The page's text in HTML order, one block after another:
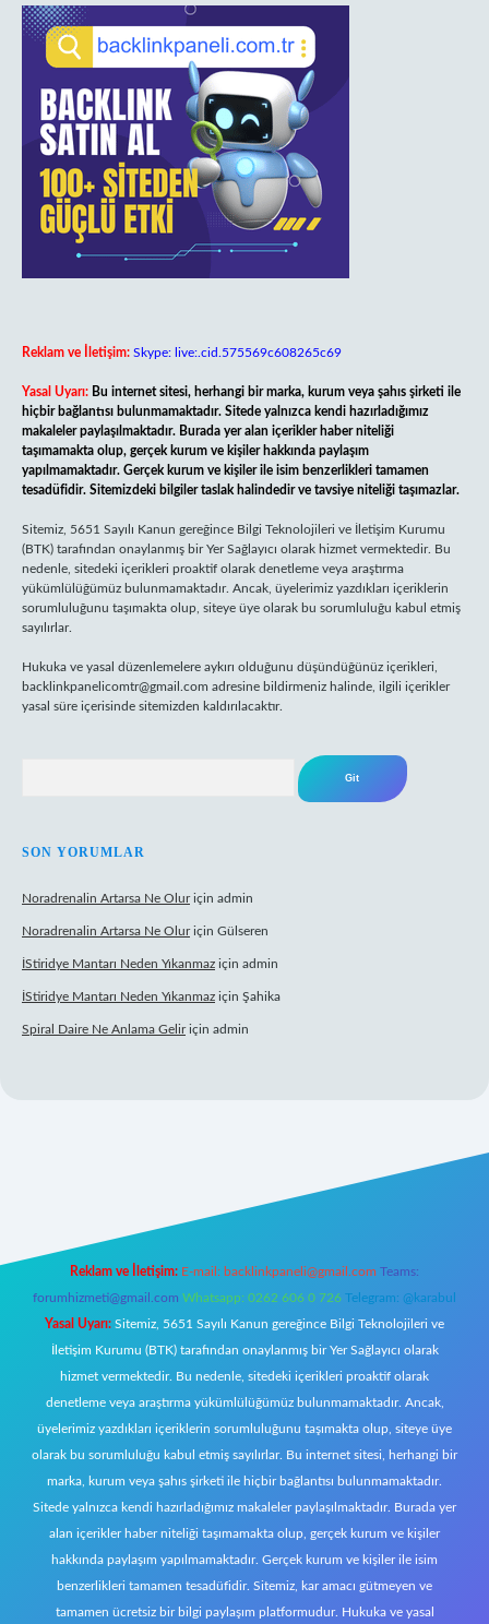
Reklam ve İletişim: Skype: live:.cid.575569c608265c69
Yasal Uyarı: Bu internet sitesi, herhangi bir marka, kurum veya şahıs şirketi ile
hiçbir bağlantısı bulunmamaktadır. Sitede yalnızca kendi hazırladığımız
makaleler paylaşılmaktadır. Burada yer alan içerikler haber niteliği
taşımamakta olup, gerçek kurum ve kişiler hakkında paylaşım
yapılmamaktadır. Gerçek kurum ve kişiler ile isim benzerlikleri tamamen
tesadüfidir. Sitemizdeki bilgiler taslak halindedir ve tavsiye niteliği taşımazlar.
Sitemiz, 5651 Sayılı Kanun gereğince Bilgi Teknolojileri ve İletişim Kurumu
(BTK) tarafından onaylanmış bir Yer Sağlayıcı olarak hizmet vermektedir. Bu
nedenle, sitedeki içerikleri proaktif olarak denetleme veya araştırma
yükümlülüğümüz bulunmamaktadır. Ancak, üyelerimiz yazdıkları içeriklerin
sorumluluğunu taşımakta olup, siteye üye olarak bu sorumluluğu kabul etmiş
sayılırlar.
Hukuka ve yasal düzenlemelere aykırı olduğunu düşündüğünüz içerikleri,
backlinkpanelicomtr@gmail.com adresine bildirmeniz halinde, ilgili içerikler
yasal süre içerisinde sitemizden kaldırılacaktır.
SON YORUMLAR
Noradrenalin Artarsa Ne Oluriçin admin
Noradrenalin Artarsa Ne Oluriçin Gülseren
İStiridye Mantarı Neden Yıkanmaz için admin
İStiridye Mantarı Neden Yıkanmaz için Şahika
Spiral Daire Ne Anlama Geliriçin admin
Reklam ve İletişim: E-mail: backlinkpaneli@gmail.com Teams:
forumhizmeti@gmail.com Whatsapp: 0262 606 0 726 Telegram: @karabul
Yasal Uyarı: Sitemiz, 5651 Sayılı Kanun gereğince Bilgi Teknolojileri ve
İletişim Kurumu (BTK) tarafından onaylanmış bir Yer Sağlayıcı olarak
hizmet vermektedir. Bu nedenle, sitedeki içerikleri proaktif olarak
denetleme veya araştırma yükümlülüğümüz bulunmamaktadır. Ancak,
üyelerimiz yazdıkları içeriklerin sorumluluğunu taşımakta olup, siteye üye
olarak bu sorumluluğu kabul etmiş sayılırlar. Bu internet sitesi, herhangi bir
marka, kurum veya şahıs şirketi ile hiçbir bağlantısı bulunmamaktadır.
Sitede yalnızca kendi hazırladığımız makaleler paylaşılmaktadır. Burada yer
alan içerikler haber niteliği taşımamakta olup, gerçek kurum ve kişiler
hakkında paylaşım yapılmamaktadır. Gerçek kurum ve kişiler ile isim
benzerlikleri tamamen tesadüfidir. Sitemiz, kar amacı gütmeyen ve
tamamen ücretsiz bir bilgi paylaşım platformudur. Hukuka ve yasal